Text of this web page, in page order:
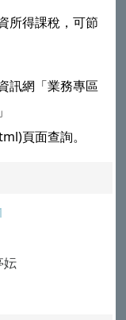
所得課稅，可節
訊網「業務專區
頁面查詢。
妘